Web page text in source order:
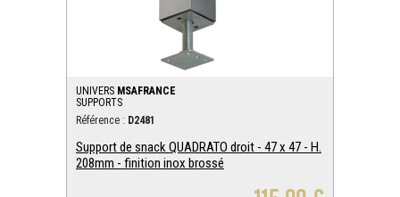
UNIVERS MSAFRANCE
SUPPORTS
Référence : D2481
Support de snack QUADRATO droit - 47 x 47 - H.
208mm - finition inox brossé